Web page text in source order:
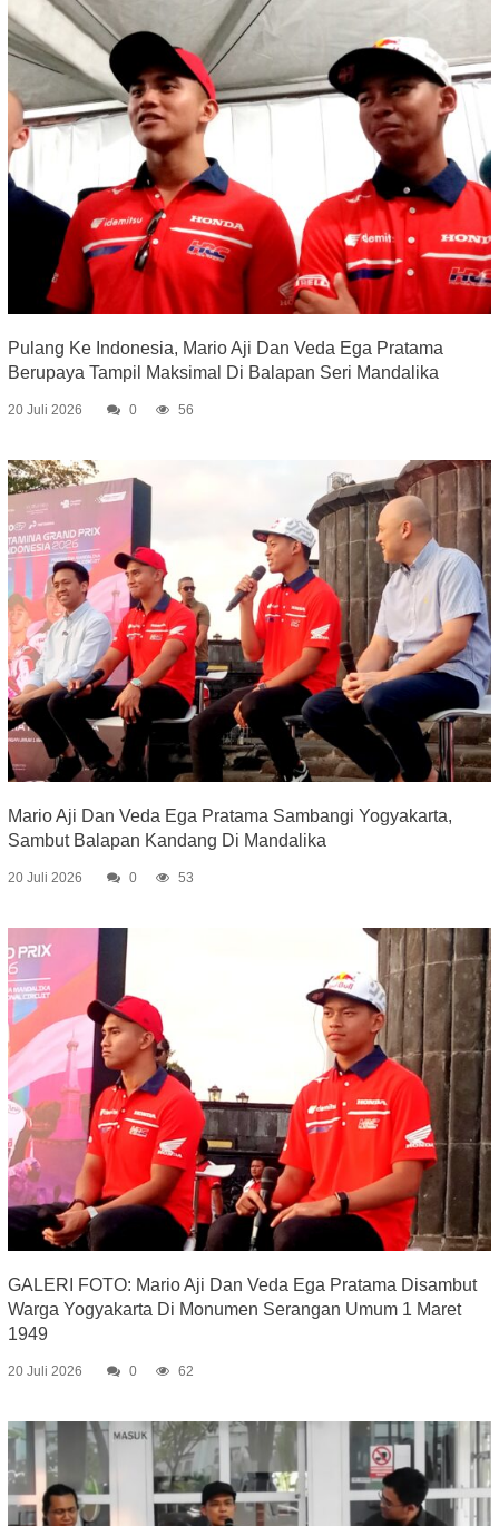
Pulang Ke Indonesia, Mario Aji Dan Veda Ega Pratama
Berupaya Tampil Maksimal Di Balapan Seri Mandalika
20 Juli 2026 0 56
Mario Aji Dan Veda Ega Pratama Sambangi Yogyakarta,
Sambut Balapan Kandang Di Mandalika
20 Juli 2026 0 53
GALERI FOTO: Mario Aji Dan Veda Ega Pratama Disambut
Warga Yogyakarta Di Monumen Serangan Umum 1 Maret
1949
20 Juli 2026 0 62